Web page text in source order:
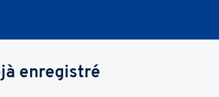
enregistré